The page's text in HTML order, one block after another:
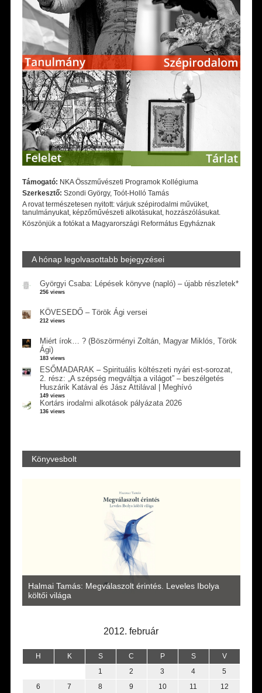
Támogató: NKA Összművészeti Programok Kollégiuma
Szerkesztő: Szondi György, Toót-Holló Tamás
A rovat természetesen nyitott: várjuk szépirodalmi művüket,
tanulmányukat, képzőművészeti alkotásukat, hozzászólásukat.
Köszönjük a fotókat a Magyarországi Református Egyháznak
A hónap legolvasottabb bejegyzései
Györgyi Csaba: Lépések könyve (napló) – újabb részletek*
256 views
KÖVESEDŐ – Török Ági versei
212 views
Miért írok… ? (Böszörményi Zoltán, Magyar Miklós, Török
Ági)
183 views
ESŐMADARAK – Spirituális költészeti nyári est-sorozat,
2. rész: „A szépség megváltja a világot” – beszélgetés
Huszárik Katával és Jász Attilával | Meghívó
149 views
Kortárs irodalmi alkotások pályázata 2026
136 views
Könyvesbolt
Halmai Tamás: Megválaszolt érintés. Leveles Ibolya
költői világa
2012. február
H K S C P S V
1 2 3 4
5
6
7 8 9 10 11
12